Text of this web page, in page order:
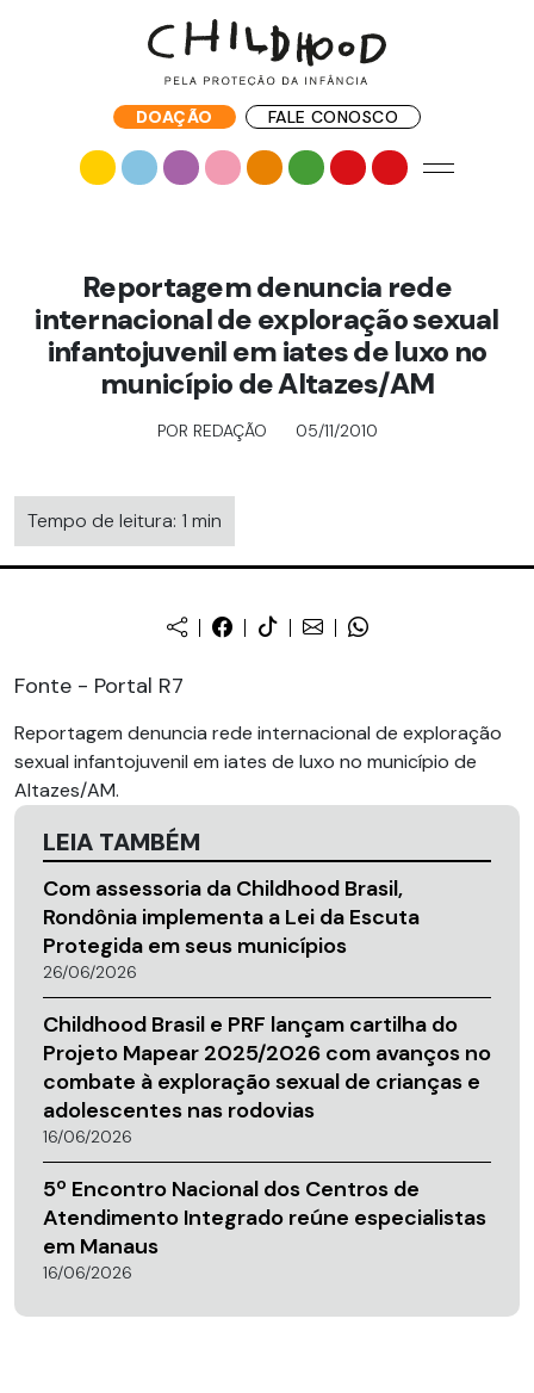
DOAÇÃO FALE CONOSCO
Reportagem denuncia rede
internacional de exploração sexual
infantojuvenil em iates de luxo no
município de Altazes/AM
POR REDAÇÃO 05/11/2010
Tempo de leitura: 1 min
Fonte - Portal R7
Reportagem denuncia rede internacional de exploração
sexual infantojuvenil em iates de luxo no município de
Altazes/AM.
LEIA TAMBÉM
Com assessoria da Childhood Brasil,
Rondônia implementa a Lei da Escuta
Protegida em seus municípios
26/06/2026
Childhood Brasil e PRF lançam cartilha do
Projeto Mapear 2025/2026 com avanços no
combate à exploração sexual de crianças e
adolescentes nas rodovias
16/06/2026
5º Encontro Nacional dos Centros de
Atendimento Integrado reúne especialistas
em Manaus
16/06/2026